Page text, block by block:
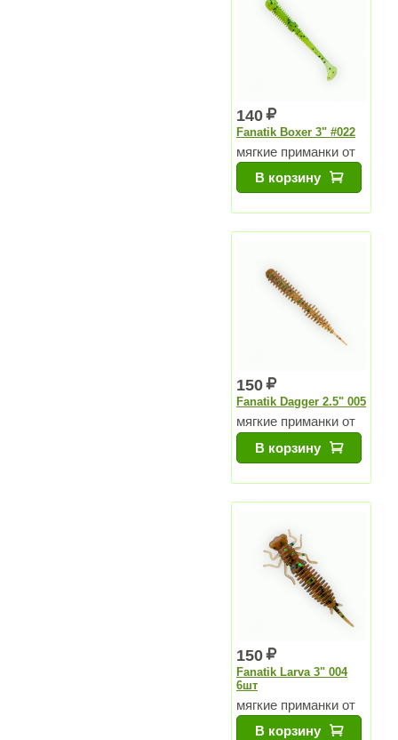
140
Fanatik Boxer 3" #022
мягкие приманки от
Чемпиона Мира
В корзину
150
Fanatik Dagger 2.5" 005
мягкие приманки от
Чемпиона Мира
В корзину
150
Fanatik Larva 3" 004
6шт
мягкие приманки от
Чемпиона Мира
В корзину